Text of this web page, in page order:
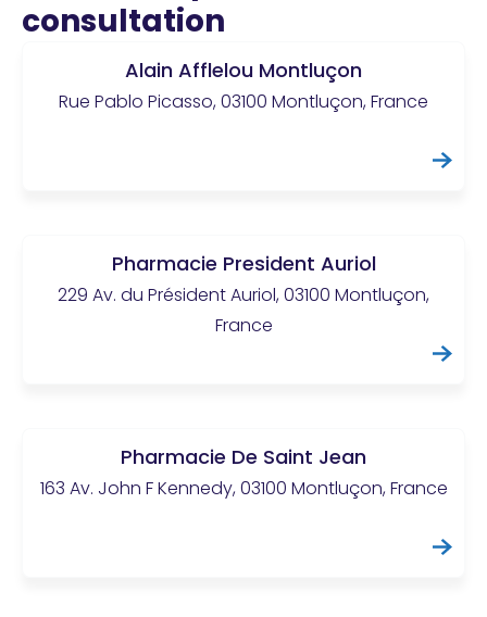
consultation
Alain Afflelou Montluçon
Rue Pablo Picasso, 03100 Montluçon, France
Pharmacie President Auriol
229 Av. du Président Auriol, 03100 Montluçon,
France
Pharmacie De Saint Jean
163 Av. John F Kennedy, 03100 Montluçon, France